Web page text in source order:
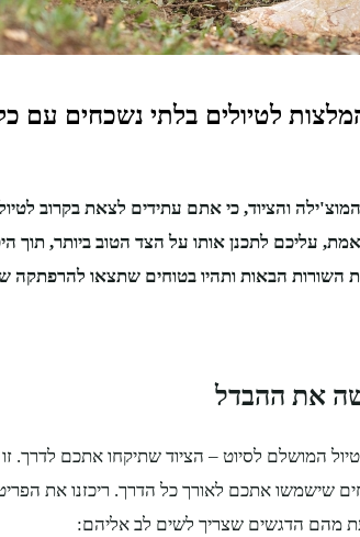
והציוד, כי אתם עתידים לצאת בקרוב
השורות הבאות ותהיו בטוחים שתצאו
את ההבדל
המושלם לסיוט – הציוד שתיקחו אתכם לדרך.
שישמשו אתכם לאורך כל הדרך. ריכזנו את
מהם הדגשים שצריך לשים לב אליהם: